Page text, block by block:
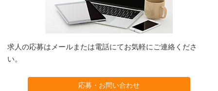
求人の応募はメールまたは電話にてお気軽にご連絡くださ
い。
応募・お問い合わせ